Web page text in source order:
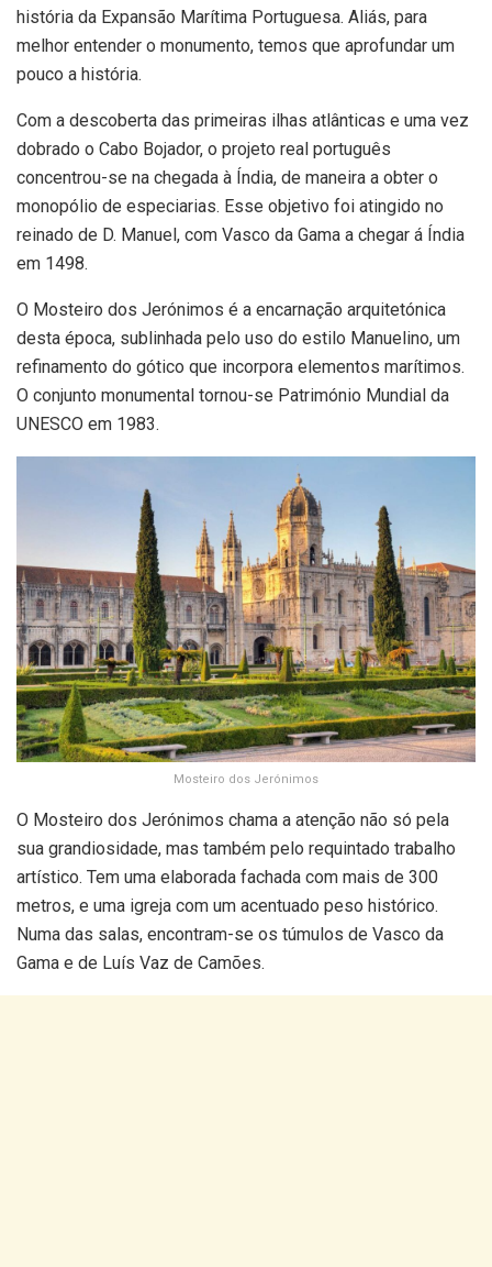
história da Expansão Marítima Portuguesa. Aliás, para
melhor entender o monumento, temos que aprofundar um
pouco a história.
Com a descoberta das primeiras ilhas atlânticas e uma vez
dobrado o Cabo Bojador, o projeto real português
concentrou-se na chegada à Índia, de maneira a obter o
monopólio de especiarias. Esse objetivo foi atingido no
reinado de D. Manuel, com Vasco da Gama a chegar á Índia
em 1498.
O Mosteiro dos Jerónimos é a encarnação arquitetónica
desta época, sublinhada pelo uso do estilo Manuelino, um
refinamento do gótico que incorpora elementos marítimos.
O conjunto monumental tornou-se Património Mundial da
UNESCO em 1983.
Mosteiro dos Jerónimos
O Mosteiro dos Jerónimos chama a atenção não só pela
sua grandiosidade, mas também pelo requintado trabalho
artístico. Tem uma elaborada fachada com mais de 300
metros, e uma igreja com um acentuado peso histórico.
Numa das salas, encontram-se os túmulos de Vasco da
Gama e de Luís Vaz de Camões.